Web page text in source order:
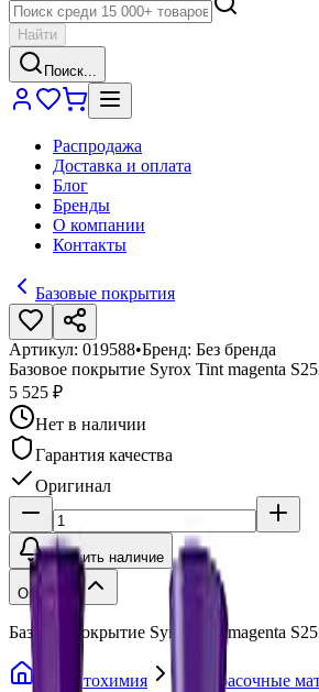
Найти
Поиск...
Распродажа
Доставка и оплата
Блог
Бренды
О компании
Контакты
Базовые покрытия
Артикул: 019588•Бренд: Без бренда
Базовое покрытие Syrox Tint magenta
5 525 ₽
Нет в наличии
Гарантия качества
Оригинал
Уточнить наличие
Описание
Базовое покрытие Syrox Tint magenta
Автохимия Лакокрасочные